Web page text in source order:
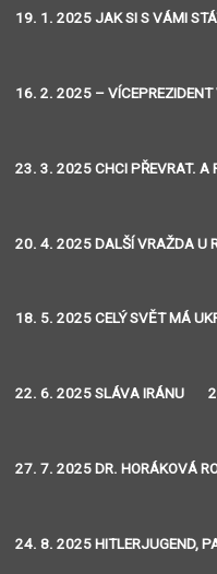
19. 1. 2025 JAK SI S VÁMI
16. 2. 2025 – VÍCEPREZIDENT
23. 3. 2025 CHCI PŘEVRAT. A
20. 4. 2025 DALŠÍ VRAŽDA U
18. 5. 2025 CELÝ SVĚT MÁ
22. 6. 2025 SLÁVA IRÁNU
27. 7. 2025 DR. HORÁKOVÁ
24. 8. 2025 HITLERJUGEND,